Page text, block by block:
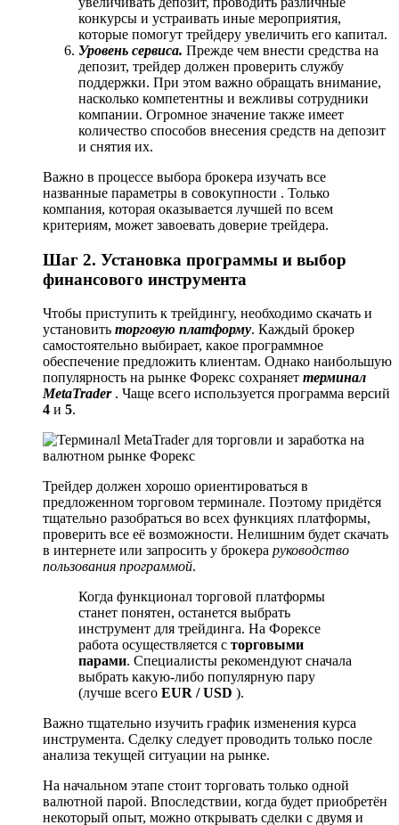
конкурсы и устраивать иные мероприятия,
которые помогут трейдеру увеличить его капитал.
Уровень сервиса. Прежде чем внести средства на
депозит, трейдер должен проверить службу
поддержки. При этом важно обращать внимание,
насколько компетентны и вежливы сотрудники
компании. Огромное значение также имеет
количество способов внесения средств на депозит
и снятия их.
Важно в процессе выбора брокера изучать все
названные параметры в совокупности . Только
компания, которая оказывается лучшей по всем
критериям, может завоевать доверие трейдера.
Шаг 2. Установка программы и выбор
финансового инструмента
Чтобы приступить к трейдингу, необходимо скачать и
установить торговую платформу. Каждый брокер
самостоятельно выбирает, какое программное
обеспечение предложить клиентам. Однако наибольшую
популярность на рынке Форекс сохраняет терминал
MetaTrader . Чаще всего используется программа версий
4 и 5.
Трейдер должен хорошо ориентироваться в
предложенном торговом терминале. Поэтому придётся
тщательно разобраться во всех функциях платформы,
проверить все её возможности. Нелишним будет скачать
в интернете или запросить у брокера руководство
пользования программой.
Когда функционал торговой платформы
станет понятен, останется выбрать
инструмент для трейдинга. На Форексе
работа осуществляется с торговыми
парами. Специалисты рекомендуют сначала
выбрать какую-либо популярную пару
(лучше всего EUR / USD ).
Важно тщательно изучить график изменения курса
инструмента. Сделку следует проводить только после
анализа текущей ситуации на рынке.
На начальном этапе стоит торговать только одной
валютной парой. Впоследствии, когда будет приобретён
некоторый опыт, можно открывать сделки с двумя и